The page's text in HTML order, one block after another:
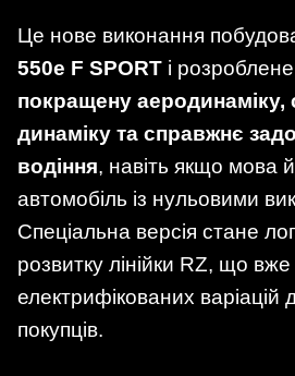
Це нове виконання
550e F SPORT і
покращену аеродинаміку,
динаміку та справжнє
водіння, навіть якщо мова
автомобіль із нульовими
Спеціальна версія стане
розвитку лінійки RZ, що вже
електрифікованих варіацій
покупців.